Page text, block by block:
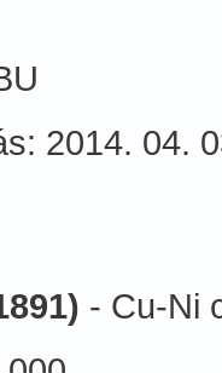
2014. 04.
- Cu-Ni